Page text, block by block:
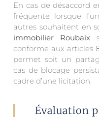
En cas de désaccord
fréquente lorsque
autres souhaitent en
immobilier Roubaix
conforme aux articles
permet soit un
cas de blocage
cadre d’une licitation.
Évaluation